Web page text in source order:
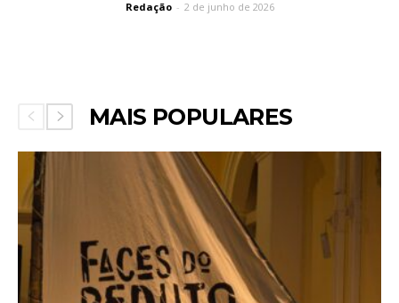
Redação - 2 de junho de 2026
MAIS POPULARES